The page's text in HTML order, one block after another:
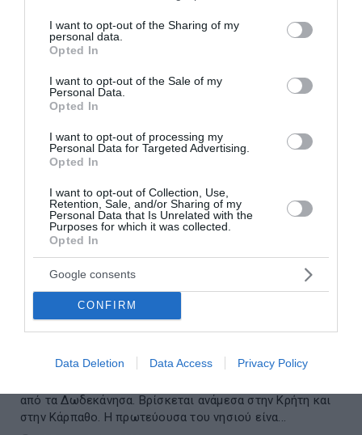
not limited to your visit or usage behaviour. You may click to
grant or deny consent to Google and its third-party tags to
use your data for below specified purposes in below Google
consent section.
I want to opt-out of the Sharing of my
personal data.
Opted In
I want to opt-out of the Sale of my
Personal Data.
Opted In
I want to opt-out of processing my
Personal Data for Targeted Advertising.
Opted In
I want to opt-out of Collection, Use,
Retention, Sale, and/or Sharing of my
Personal Data that Is Unrelated with the
Purposes for which it was collected.
Opted In
Google consents
CONFIRM
Data Deletion Data Access Privacy Policy
και μήκος ακτών 19,5 χιλιόμετρα. Το νησί έχει από μια
H Κάσος
από τα Δωδεκάνησα. Βρίσκεται ανάμεσα στην Κρήτη και
στην Κάρπαθο. Η πρωτεύουσα του νησιού είνα...